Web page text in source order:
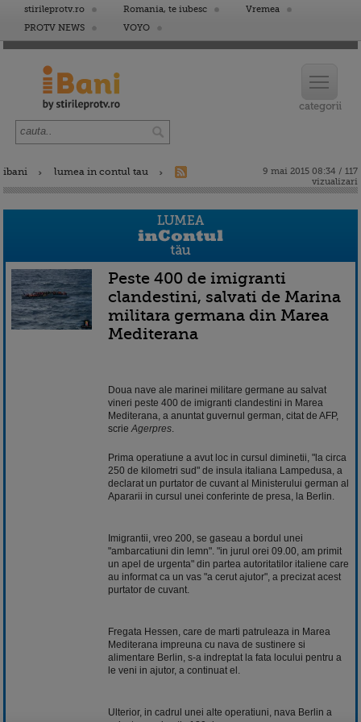
stirileprotv.ro Romania, te iubesc
Vremea
PROTV NEWS
VOYO
ibani lumea in contul tau
9 mai 2015 08:34 / 117
vizualizari
Peste 400 de imigranti
clandestini, salvati de Marina
militara germana din Marea
Mediterana
Doua nave ale marinei militare germane au salvat
vineri peste 400 de imigranti clandestini in Marea
Mediterana, a anuntat guvernul german, citat de AFP,
scrie Agerpres
Prima operatiune a avut loc in cursul diminetii, "la circa
250 de kilometri sud" de insula italiana Lampedusa, a
declarat un purtator de cuvant al Ministerului german al
Apararii in cursul unei conferinte de presa, la Berlin.
Imigrantii, vreo 200, se gaseau a bordul unei
"ambarcatiuni din lemn". "in jurul orei 09.00, am primit
un apel de urgenta" din partea autoritatilor italiene care
au informat ca un vas "a cerut ajutor", a precizat acest
purtator de cuvant.
Fregata Hessen, care de marti patruleaza in Marea
Mediterana impreuna cu nava de sustinere si
alimentare Berlin, s-a indreptat la fata locului pentru a
le veni in ajutor, a continuat el.
Ulterior, in cadrul unei alte operatiuni, nava Berlin a